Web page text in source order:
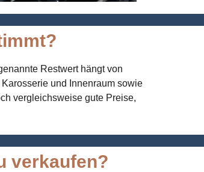
Restwert hängt von
und Innenraum sowie
vergleichsweise gute Preise,
verkaufen?